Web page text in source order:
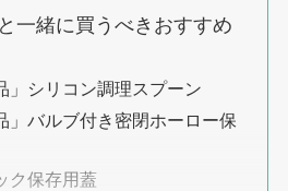
一緒に買うべきおすすめ
」シリコン調理スプーン
」バルブ付き密閉ホーロー保
ク保存用蓋